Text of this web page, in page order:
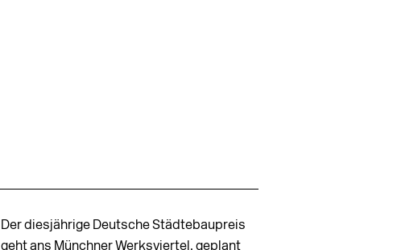
Der diesjährige Deutsche Städtebaupreis
geht ans Münchner Werksviertel, geplant